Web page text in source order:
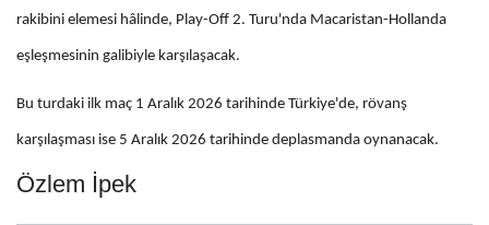
rakibini elemesi hâlinde, Play-Off 2. Turu'nda Macaristan-Hollanda
eşleşmesinin galibiyle karşılaşacak.
Bu turdaki ilk maç 1 Aralık 2026 tarihinde Türkiye'de, rövanş
karşılaşması ise 5 Aralık 2026 tarihinde deplasmanda oynanacak.
Özlem İpek